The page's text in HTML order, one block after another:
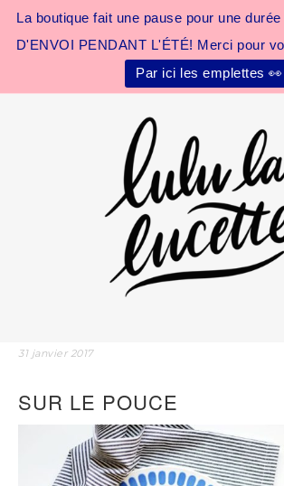
La boutique fait une pause pour une
D'ENVOI PENDANT L'ÉTÉ! Merci pour
Par ici les emplettes 👀
31 janvier 2017
SUR LE POUCE